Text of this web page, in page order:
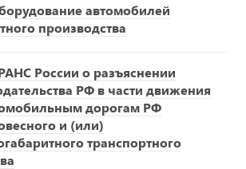
автомобилей
производства
России о разъяснении
РФ в части движения
дорогам РФ
и (или)
транспортного